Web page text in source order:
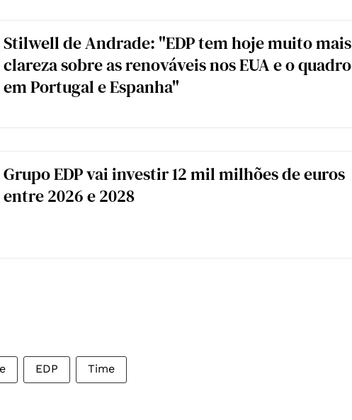
Stilwell de Andrade: "EDP tem hoje muito mais
clareza sobre as renováveis nos EUA e o quadro
em Portugal e Espanha"
Grupo EDP vai investir 12 mil milhões de euros
entre 2026 e 2028
EDP Time